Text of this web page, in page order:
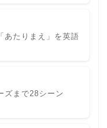
あたりまえ」を英語
ズまで28シーン